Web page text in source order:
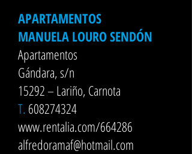
APARTAMENTOS
MANUELA LOURO SENDÓN
Apartamentos
Gándara, s/n
15292 – Lariño, Carnota
T. 608274324
www.rentalia.com/664286
alfredoramaf@hotmail.com